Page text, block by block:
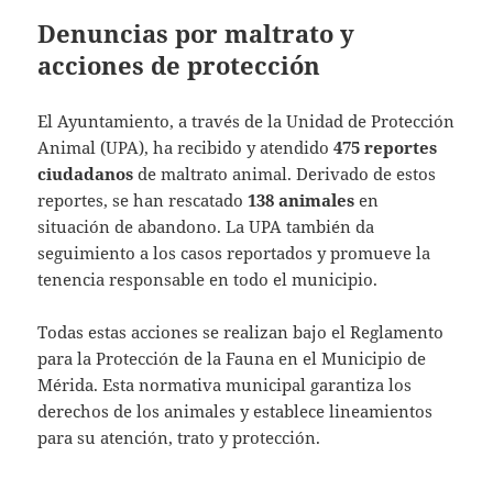
Denuncias por maltrato y
acciones de protección
El Ayuntamiento, a través de la Unidad de Protección
Animal (UPA), ha recibido y atendido475 reportes
ciudadanos de maltrato animal. Derivado de estos
reportes, se han rescatado138 animales en
situación de abandono. La UPA también da
seguimiento a los casos reportados y promueve la
tenencia responsable en todo el municipio.
Todas estas acciones se realizan bajo el Reglamento
para la Protección de la Fauna en el Municipio de
Mérida. Esta normativa municipal garantiza los
derechos de los animales y establece lineamientos
para su atención, trato y protección.